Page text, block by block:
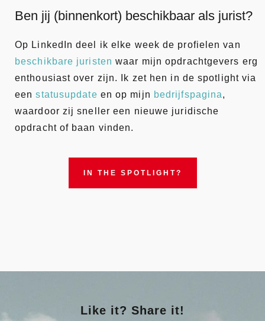
Ben jij (binnenkort) beschikbaar als jurist?
Op LinkedIn deel ik elke week de profielen van
beschikbare juristen waar mijn opdrachtgevers erg
enthousiast over zijn. Ik zet hen in de spotlight via
eenstatusupdate en op mijn bedrijfspagina,
waardoor zij sneller een nieuwe juridische
opdracht of baan vinden.
IN THE SPOTLIGHT?
Like it? Share it!